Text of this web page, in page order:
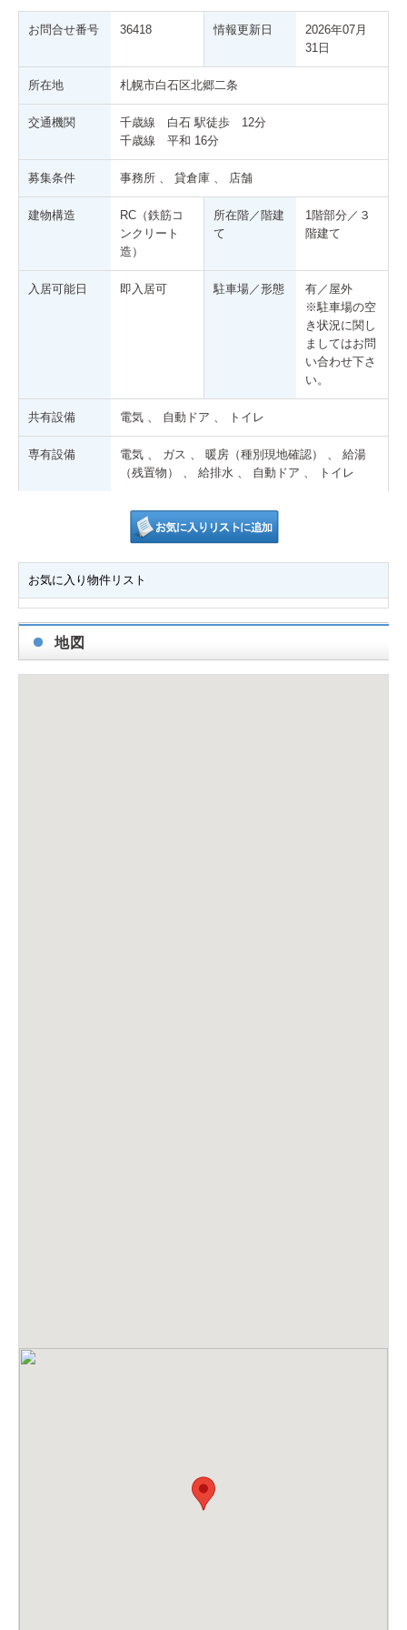
お問合せ番号 36418 情報更新日
2026年07月
31日
所在地 札幌市白石区北郷二条
交通機関
千歳線 白石 駅徒歩 12分
千歳線 平和 16分
募集条件 事務所 、 貸倉庫 、 店舗
建物構造
RC（鉄筋コ
ンクリート
造）
所在階／階建
て
1階部分／３
階建て
入居可能日 即入居可 駐車場／形態
有／屋外
※駐車場の空
き状況に関し
ましてはお問
い合わせ下さ
い。
共有設備 電気 、 自動ドア 、 トイレ
専有設備
電気 、 ガス 、 暖房（種別現地確認） 、 給湯
（残置物） 、 給排水 、 自動ドア 、 トイレ
お気に入り物件リスト
地図